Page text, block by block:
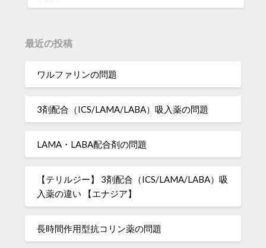
最近の投稿
ワルファリンの問題
3剤配合（ICS/LAMA/LABA）吸入薬の問題
LAMA・LABA配合剤の問題
【テリルジー】 3剤配合（ICS/LAMA/LABA）吸
入薬の違い 【エナジア】
長時間作用型抗コリン薬の問題